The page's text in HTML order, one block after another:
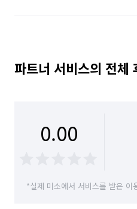
파트너 서비스의 전체
0.00
*실제 미소에서 서비스를 받은 이